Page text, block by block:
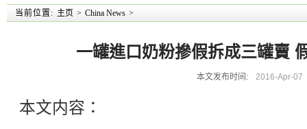
当前位置: 主页 > China News >
一罐進口奶粉摻假拆成三罐賣
本文发布时间: 2016-Apr-07
本文内容：